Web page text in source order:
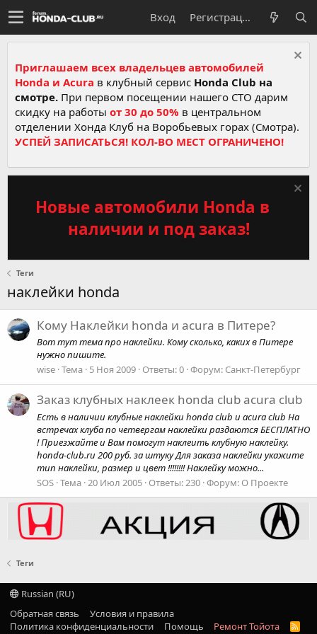
Вход Регистрация
Приглашаем всех владельцев автомобилей
Honda и Acura в клубный сервис Honda Club на
смотре. При первом посещении нашего СТО дарим
скидку на работы от 30 до 50% в центральном
отделении Хонда Клуб на Воробьевых горах (Смотра).
УСПЕЙ ЗАПИСАТЬСЯ! КОЛ-ВО МЕСТ ОГРАНИЧЕНО!
Новые автомобили Honda в
наличии и под заказ!
Теги
наклейки honda
Кому Наклейки honda и acura в Питере?
Вот тут тема про наклейки. Кому сколько, каких в Питере
нужно пишите.
wise Тема 5 Ноя 2009 Ответы: 0 Форум: Санкт-Петербург
Заказ клубных наклеек honda club acura club
Есть в наличии клубные наклейки honda club и acura club На
встречах клуба по четвергам наклейки раздаются БЕСПЛАТНО
! Приезжайте и Вам помогут наклеить клубную наклейку.
honda-club.ru 200 руб. за штуку Для заказа наклейки укажите
тип наклейки, размер и цвет !!!!!!!! Наклейку можно...
SOS Тема 20 Июл 2005 Ответы: 230 Форум: О Проекте
Теги
Russian (RU)
Обратная связь
Условия и правила
Политика конфиденциальности
Помощь Ремонт Тойота
R